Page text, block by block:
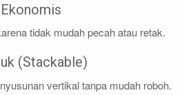
tidak mudah pecah atau retak.
(Stackable)
vertikal tanpa mudah roboh.